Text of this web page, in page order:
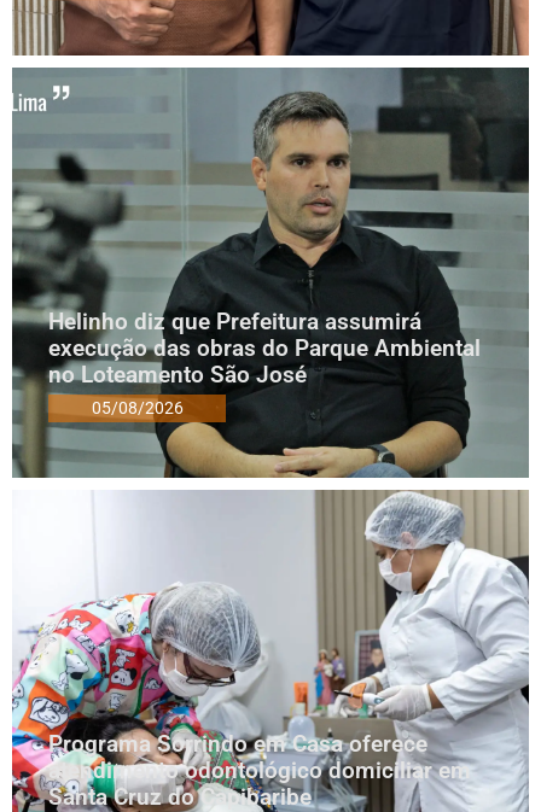
Helinho diz que Prefeitura assumirá
execução das obras do Parque Ambiental
no Loteamento São José
05/08/2026
Programa Sorrindo em Casa oferece
atendimento odontológico domiciliar em
Santa Cruz do Capibaribe